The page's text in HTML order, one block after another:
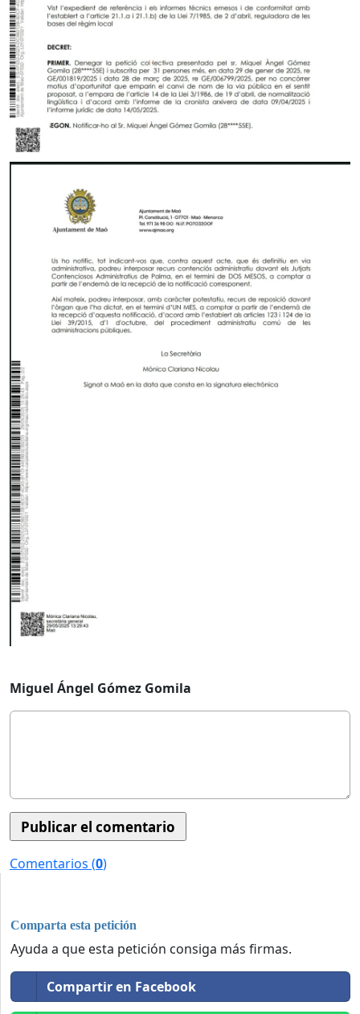
Miguel Ángel Gómez Gomila
Comentarios (0)
Comparta esta petición
Ayuda a que esta petición consiga más firmas.
Compartir en Facebook